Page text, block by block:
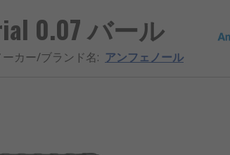
0.07 バール
ーカー/ブランド名: アンフェノール